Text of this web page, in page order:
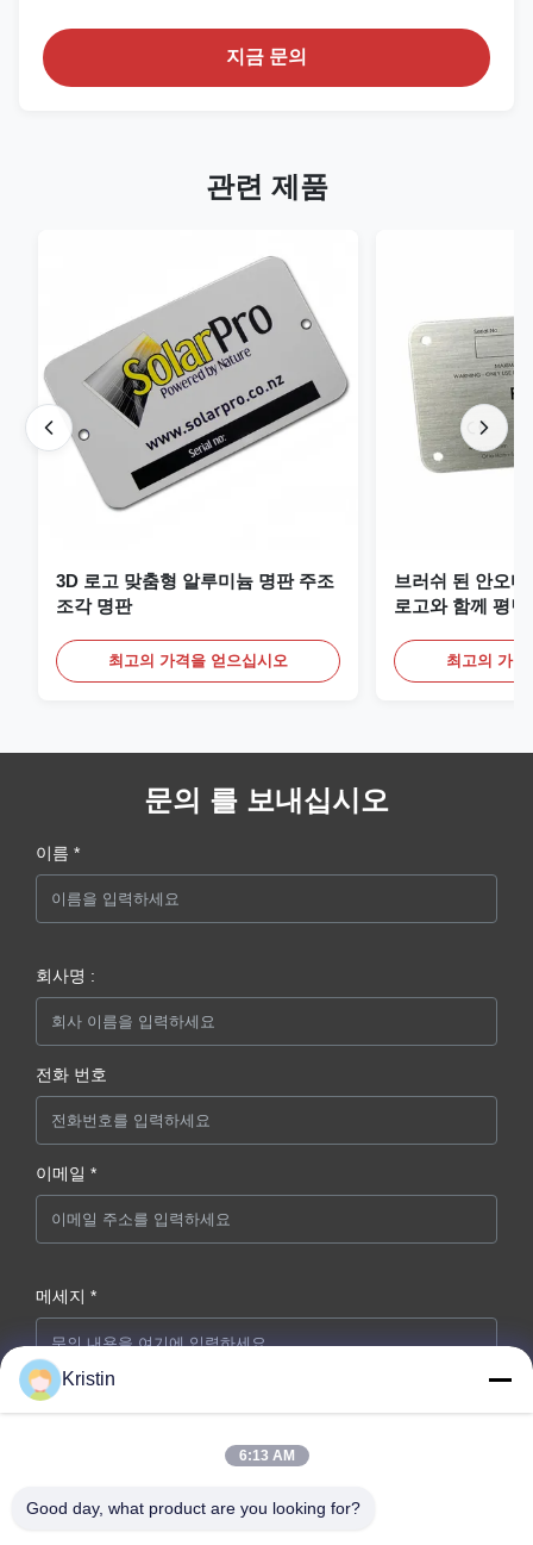
지금 문의
관련 제품
3D 로고 맞춤형 알루미늄 명판 주조
조각 명판
최고의 가격을 얻으십시오
브러쉬 된 안오
로고와 함께 평
최고의 가
문의 를 보내십시오
이름 *
회사명 :
전화 번호
이메일 *
메세지 *
지금 제출
Kristin
6:13 AM
Good day, what product are you looking for?